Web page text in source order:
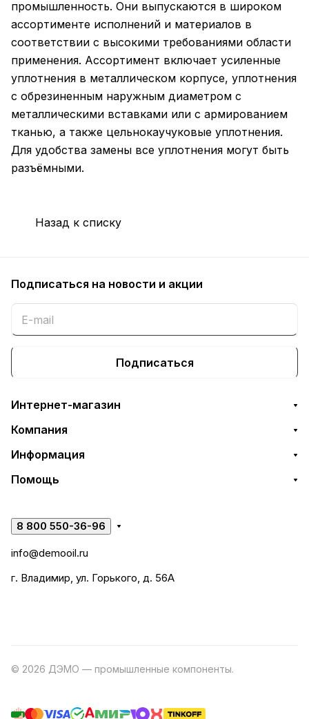
промышленность. Они выпускаются в широком
ассортименте исполнений и материалов в
соответствии с высокими требованиями области
применения. Ассортимент включает усиленные
уплотнения в металлическом корпусе, уплотнения
с обрезиненным наружным диаметром с
металлическими вставками или с армированием
тканью, а также цельнокаучуковые уплотнения.
Для удобства замены все уплотнения могут быть
разъёмными.
Назад к списку
Подписаться на новости и акции
Подписаться
Интернет-магазин
Компания
Информация
Помощь
8 800 550-36-96
info@demooil.ru
г. Владимир, ул. Горького, д. 56А
© 2026 ДЭМО — промышленные компоненты.